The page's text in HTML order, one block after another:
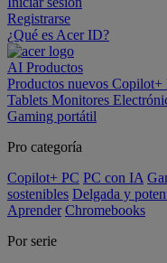
Registrarse
¿Qué es Acer ID?
AI Productos
Productos nuevos Copilot+
Tablets Monitores
Gaming portátil
Pro categoría
Copilot+ PC PC con IA
sostenibles Delgada y
Aprender Chromebooks
Por serie